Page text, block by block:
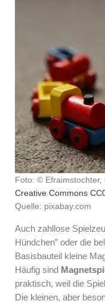
Foto: © Efraimstochter,
Creative Commons
Quelle: pixabay.com
Auch zahllose
Hündchen” oder die
Basisbauteil kleine
Häufig sind
praktisch, weil die
Die kleinen, aber